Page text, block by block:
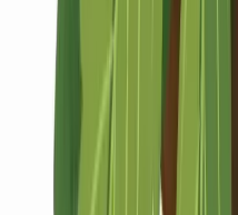
Marken